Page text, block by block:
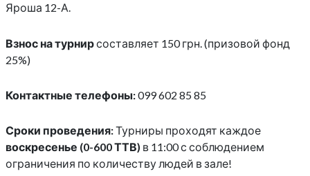
Яроша 12-А.
Взнос на турнирсоставляет 150 грн. (призовой фонд
25%)
Контактные телефоны:099 602 85 85
Сроки проведения:Турниры проходят каждое
воскресенье (0-600 ТТВ) в 11:00 с соблюдением
ограничения по количеству людей в зале!